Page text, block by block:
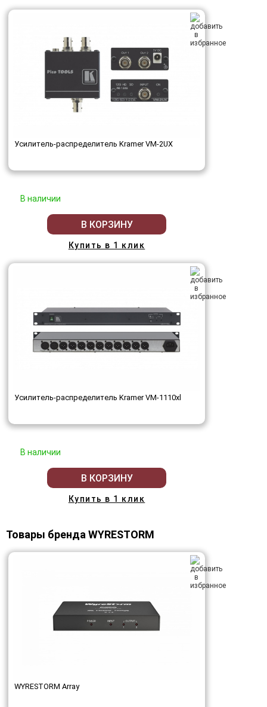
Усилитель-распределитель Kramer VM-2UX
В наличии
В КОРЗИНУ
Купить в 1 клик
Усилитель-распределитель Kramer VM-1110xl
В наличии
В КОРЗИНУ
Купить в 1 клик
Товары бренда WYRESTORM
WYRESTORM Array